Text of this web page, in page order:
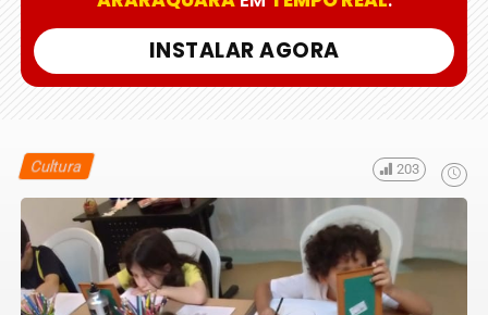
INSTALAR AGORA
Cultura 203